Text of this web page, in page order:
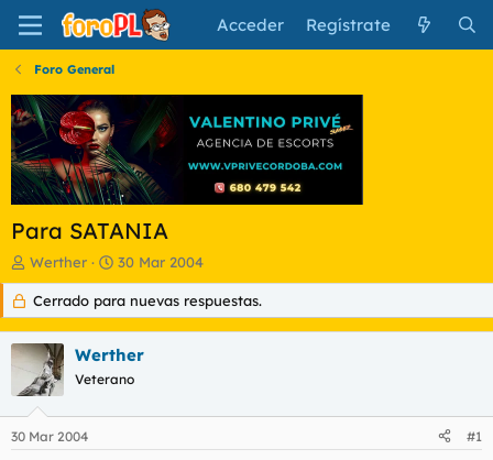
Acceder Regístrate
Foro General
Para SATANIA
I
n
c
i
a
d
o
r
d
Werther
F
e
c
h
d
e
n
30 Mar 2004
Cerrado para nuevas respuestas.
Werther
Veterano
30 Mar 2004 #1